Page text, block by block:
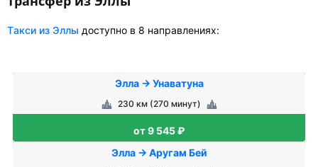
Tакси из Эллы доступно в 8 направлениях:
Элла → Унаватуна
230 км (270 минут)
от 9 545 ₽
Элла → Аругам Бей